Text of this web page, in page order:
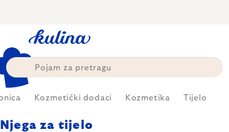
Kozmetički dodaci Kozmetika Tijelo
Njega za tijelo